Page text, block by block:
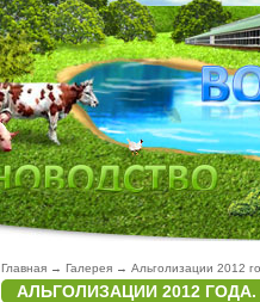
Главная → Галерея → Альголизации 2012
АЛЬГОЛИЗАЦИИ 2012 ГОДА.